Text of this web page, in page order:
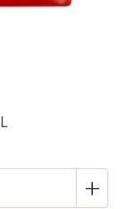
+